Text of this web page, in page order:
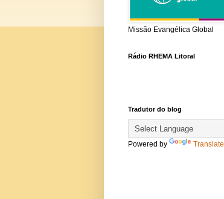
Missão Evangélica Global
Rádio RHEMA Litoral
Tradutor do blog
Powered by Translate